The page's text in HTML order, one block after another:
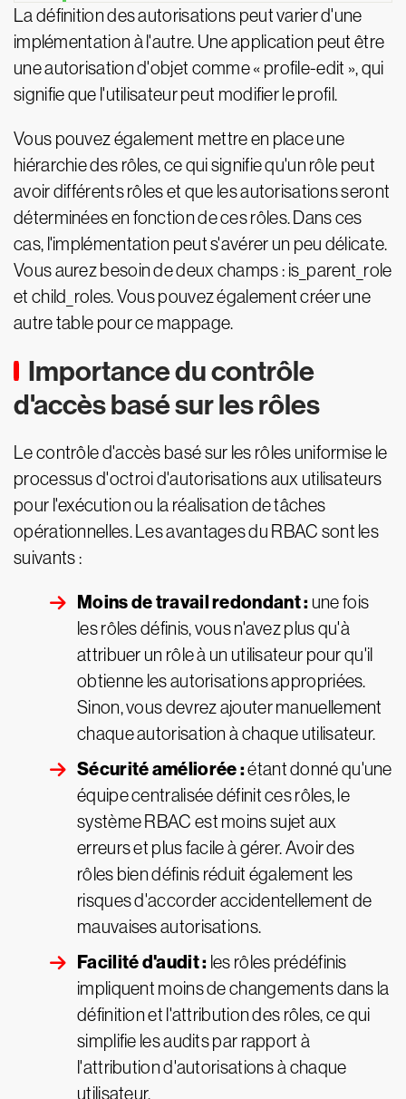
La définition des autorisations peut varier d'une
implémentation à l'autre. Une application peut être
une autorisation d'objet comme « profile-edit », qui
signifie que l'utilisateur peut modifier le profil.
Vous pouvez également mettre en place une
hiérarchie des rôles, ce qui signifie qu'un rôle peut
avoir différents rôles et que les autorisations seront
déterminées en fonction de ces rôles. Dans ces
cas, l'implémentation peut s'avérer un peu délicate.
Vous aurez besoin de deux champs : is_parent_role
et child_roles. Vous pouvez également créer une
autre table pour ce mappage.
Importance du contrôle
d'accès basé sur les rôles
Le contrôle d'accès basé sur les rôles uniformise le
processus d'octroi d'autorisations aux utilisateurs
pour l'exécution ou la réalisation de tâches
opérationnelles. Les avantages du RBAC sont les
suivants :
Moins de travail redondant : une fois
les rôles définis, vous n'avez plus qu'à
attribuer un rôle à un utilisateur pour qu'il
obtienne les autorisations appropriées.
Sinon, vous devrez ajouter manuellement
chaque autorisation à chaque utilisateur.
Sécurité améliorée :étant donné qu'une
équipe centralisée définit ces rôles, le
système RBAC est moins sujet aux
erreurs et plus facile à gérer. Avoir des
rôles bien définis réduit également les
risques d'accorder accidentellement de
mauvaises autorisations.
Facilité d'audit : les rôles prédéfinis
impliquent moins de changements dans la
définition et l'attribution des rôles, ce qui
simplifie les audits par rapport à
l'attribution d'autorisations à chaque
utilisateur.